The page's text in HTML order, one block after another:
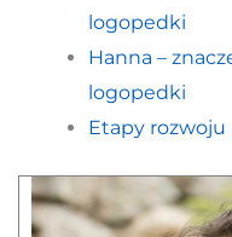
logopedki
Hanna –
logopedki
Etapy